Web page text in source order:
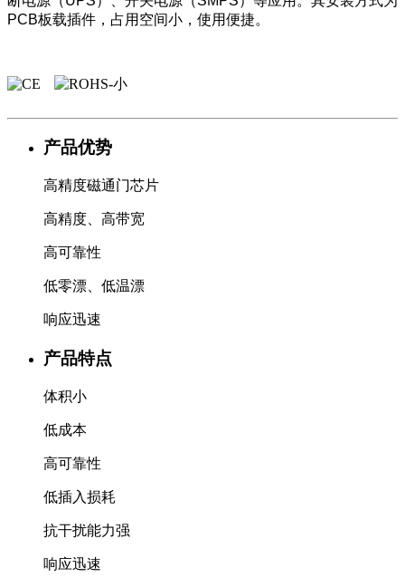
PCB板载插件，占用空间小，使用便捷。
产品优势
高精度磁通门芯片
高精度、高带宽
高可靠性
低零漂、低温漂
响应迅速
产品特点
体积小
低成本
高可靠性
低插入损耗
抗干扰能力强
响应迅速